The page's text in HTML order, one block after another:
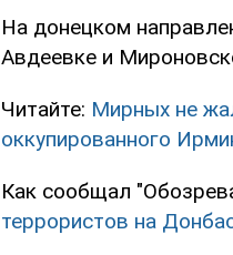
На донецком
Авдеевке и
Читайте: Мирных не
оккупированного
Как сообщал
террористов на